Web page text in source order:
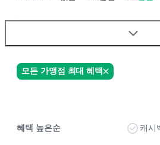
모든 가맹점 최대 혜택
혜택 높은순 캐시